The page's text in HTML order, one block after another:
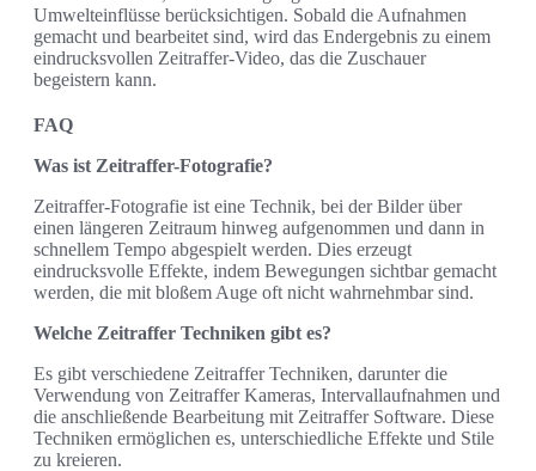
Umwelteinflüsse berücksichtigen. Sobald die Aufnahmen
gemacht und bearbeitet sind, wird das Endergebnis zu einem
eindrucksvollen Zeitraffer-Video, das die Zuschauer
begeistern kann.
FAQ
Was ist Zeitraffer-Fotografie?
Zeitraffer-Fotografie ist eine Technik, bei der Bilder über
einen längeren Zeitraum hinweg aufgenommen und dann in
schnellem Tempo abgespielt werden. Dies erzeugt
eindrucksvolle Effekte, indem Bewegungen sichtbar gemacht
werden, die mit bloßem Auge oft nicht wahrnehmbar sind.
Welche Zeitraffer Techniken gibt es?
Es gibt verschiedene Zeitraffer Techniken, darunter die
Verwendung von Zeitraffer Kameras, Intervallaufnahmen und
die anschließende Bearbeitung mit Zeitraffer Software. Diese
Techniken ermöglichen es, unterschiedliche Effekte und Stile
zu kreieren.